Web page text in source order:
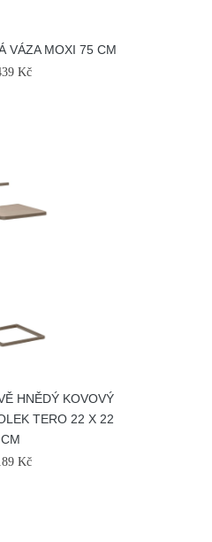
VÁZA MOXI 75 CM
Kč
HNĚDÝ KOVOVÝ
TERO 22 X 22
CM
Kč